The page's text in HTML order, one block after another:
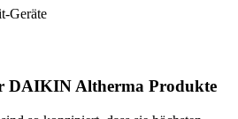
Geräte
DAIKIN Altherma Produkte